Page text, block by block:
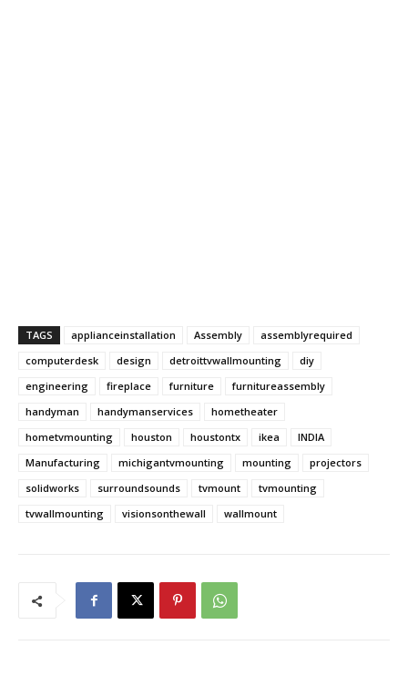
TAGS applianceinstallation Assembly
assemblyrequired
computerdesk
design detroittvwallmounting
diy
engineering
fireplace furniture
furnitureassembly
handyman
handymanservices
hometheater
hometvmounting
houston houstontx ikea
INDIA
Manufacturing
michigantvmounting mounting
projectors
solidworks
surroundsounds tvmount
tvmounting
tvwallmounting
visionsonthewall wallmount